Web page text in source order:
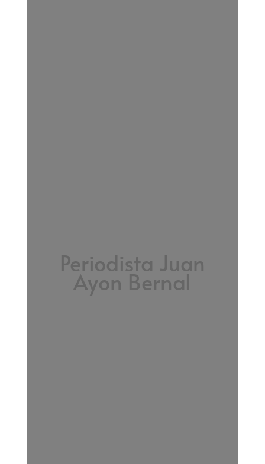
Periodista Juan
Ayon Bernal